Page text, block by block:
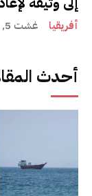
أفريقيا غشت 5, 2026
أحدث